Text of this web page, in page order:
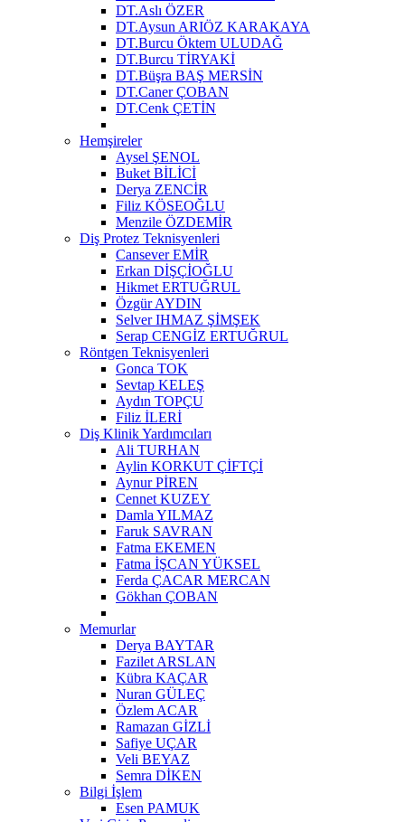
DT.Aslı ÖZER
DT.Aysun ARIÖZ KARAKAYA
DT.Burcu Öktem ULUDAĞ
DT.Burcu TİRYAKİ
DT.Büşra BAŞ MERSİN
DT.Caner ÇOBAN
DT.Cenk ÇETİN
Hemşireler
Aysel ŞENOL
Buket BİLİCİ
Derya ZENCİR
Filiz KÖSEOĞLU
Menzile ÖZDEMİR
Diş Protez Teknisyenleri
Cansever EMİR
Erkan DİŞÇİOĞLU
Hikmet ERTUĞRUL
Özgür AYDIN
Selver IHMAZ ŞİMŞEK
Serap CENGİZ ERTUĞRUL
Röntgen Teknisyenleri
Gonca TOK
Sevtap KELEŞ
Aydın TOPÇU
Filiz İLERİ
Diş Klinik Yardımcıları
Ali TURHAN
Aylin KORKUT ÇİFTÇİ
Aynur PİREN
Cennet KUZEY
Damla YILMAZ
Faruk SAVRAN
Fatma EKEMEN
Fatma İŞCAN YÜKSEL
Ferda ÇACAR MERCAN
Gökhan ÇOBAN
Memurlar
Derya BAYTAR
Fazilet ARSLAN
Kübra KAÇAR
Nuran GÜLEÇ
Özlem ACAR
Ramazan GİZLİ
Safiye UÇAR
Veli BEYAZ
Semra DİKEN
Bilgi İşlem
Esen PAMUK